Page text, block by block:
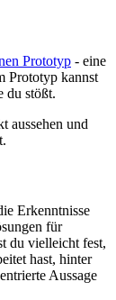
Prototyp - eine
Prototyp kannst
du stößt.
aussehen und
Erkenntnisse
für
du vielleicht fest,
hast, hinter
Aussage